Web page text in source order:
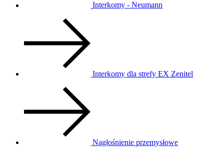
Interkomy - Neumann
Interkomy dla strefy EX Zenitel
Nagłośnienie przemysłowe